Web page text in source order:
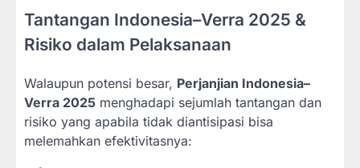
Tantangan Indonesia–Verra 2025 &
Risiko dalam Pelaksanaan
Walaupun potensi besar, Perjanjian Indonesia–
Verra 2025 menghadapi sejumlah tantangan dan
risiko yang apabila tidak diantisipasi bisa
melemahkan efektivitasnya: